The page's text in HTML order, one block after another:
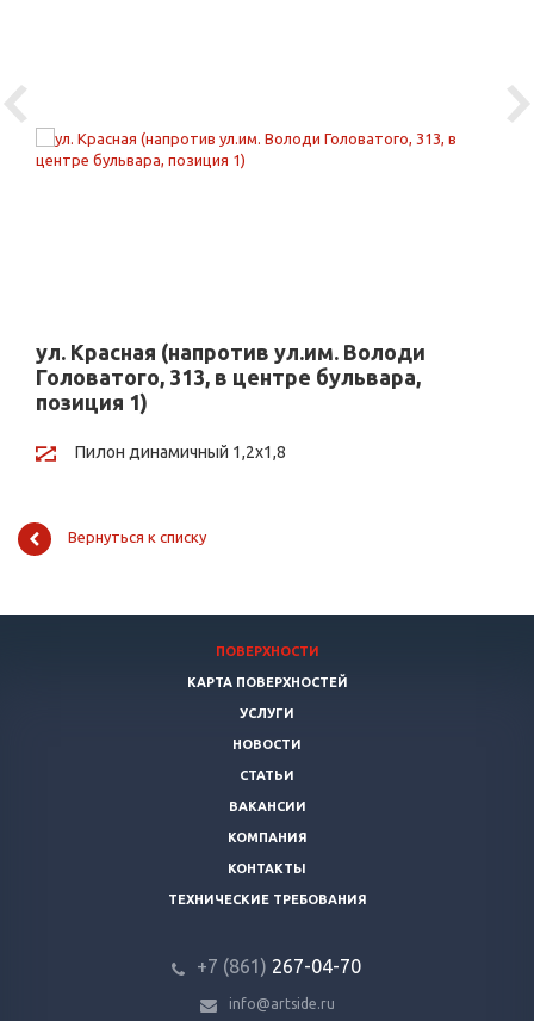
Previous
ул. Красная (напротив ул.им. Володи
Головатого, 313, в центре бульвара,
позиция 1)
Пилон динамичный 1,2х1,8
Вернуться к списку
ПОВЕРХНОСТИ
КАРТА ПОВЕРХНОСТЕЙ
УСЛУГИ
НОВОСТИ
СТАТЬИ
ВАКАНСИИ
КОМПАНИЯ
КОНТАКТЫ
ТЕХНИЧЕСКИЕ ТРЕБОВАНИЯ
+7 (861) 267-04-70
info@artside.ru